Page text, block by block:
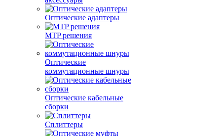
Оптические адаптеры
MTP решения
Оптические
коммутационные шнуры
Оптические кабельные
сборки
Сплиттеры